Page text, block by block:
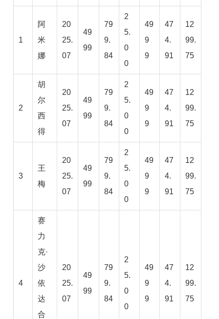
1
阿
米
娜
20
25.
07
49
99
79
9.
84
2
5.
0
0
49
9
9
47
4.
91
12
99.
75
2
胡
尔
西
得
20
25.
07
49
99
79
9.
84
2
5.
0
0
49
9
9
47
4.
91
12
99.
75
3
王
梅
20
25.
07
49
99
79
9.
84
2
5.
0
0
49
9
9
47
4.
91
12
99.
75
4
赛
力
克·
沙
依
达
合
20
25.
07
49
99
79
9.
84
2
5.
0
0
49
9
9
47
4.
91
12
99.
75